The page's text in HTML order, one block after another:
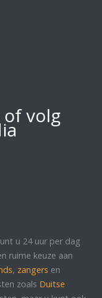
of volg
u 24 uur per dag
ruime keuze aan
, zangers en
zoals Duitse